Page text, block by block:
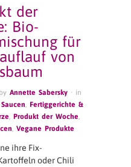
der
Bio-
für
von
Annette Sabersky · in
Fertiggerichte &
,Produkt der Woche
,Vegane Produkte
ihre Fix-
oder Chili